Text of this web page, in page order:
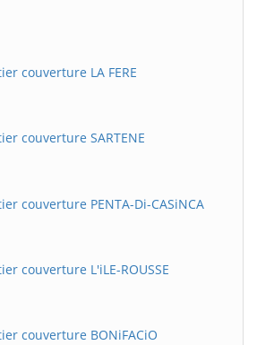
couverture LA FERE
couverture SARTENE
couverture PENTA-Di-CASiNCA
couverture L'iLE-ROUSSE
couverture BONiFACiO